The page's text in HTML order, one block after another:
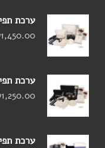
ערכת
1,450.00
ערכת
1,250.00
ערכת